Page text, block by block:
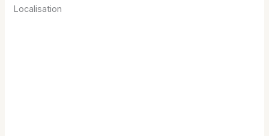
Localisation